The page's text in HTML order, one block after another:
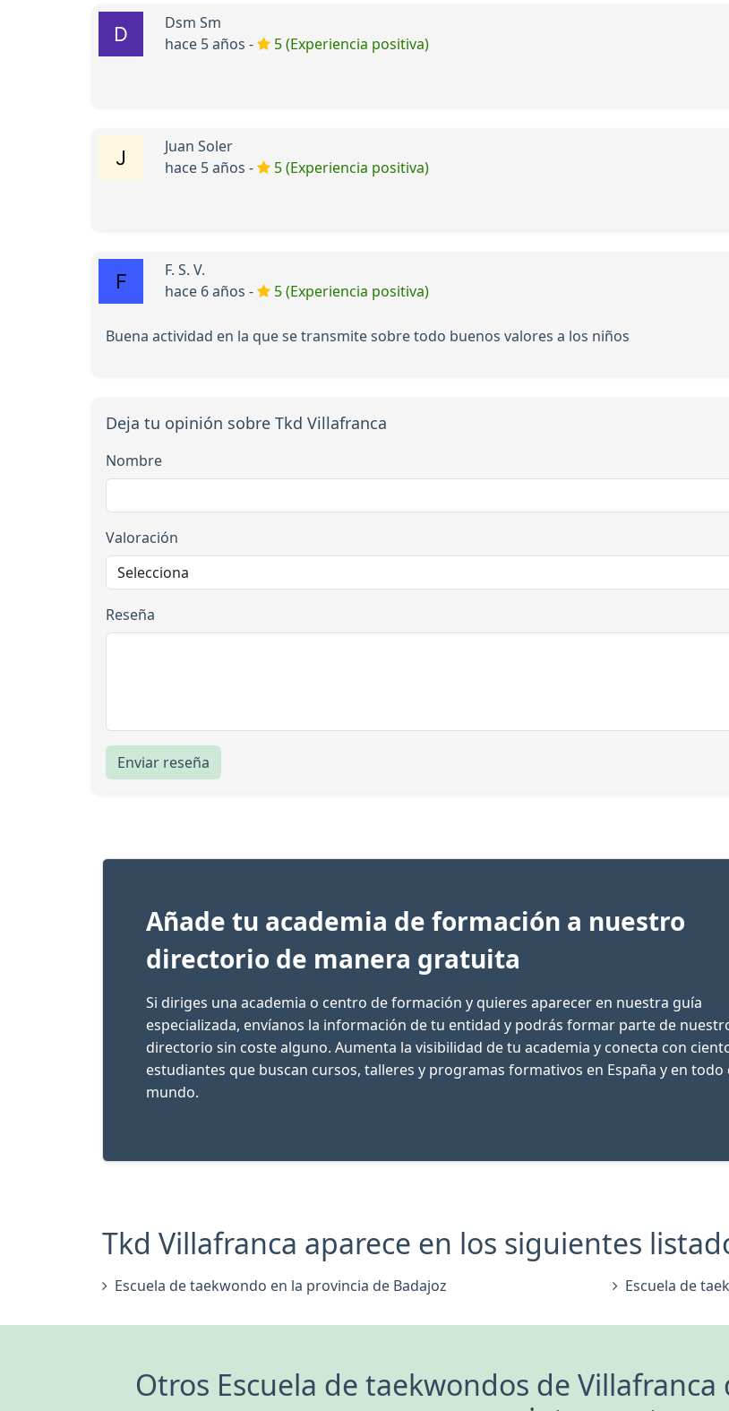
Dsm Sm
hace 5 años -
5 (Experiencia positiva)
Juan Soler
hace 5 años -
5 (Experiencia positiva)
F. S. V.
hace 6 años -
5 (Experiencia positiva)
Buena actividad en la que se transmite sobre todo buenos valores a los niños
Deja tu opinión sobre Tkd Villafranca
Nombre
Valoración
Reseña
Enviar reseña
Añade tu academia de formación a nuestro
directorio de manera gratuita
Si diriges una academia o centro de formación y quieres aparecer en nuestra guía
especializada, envíanos la información de tu entidad y podrás formar parte de
directorio sin coste alguno. Aumenta la visibilidad de tu academia y conecta con
estudiantes que buscan cursos, talleres y programas formativos en España y en todo
mundo.
Tkd Villafranca aparece en los siguientes
Escuela de taekwondo en la provincia de Badajoz Escuela de
Otros Escuela de taekwondos de